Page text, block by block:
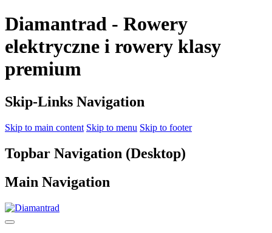
Diamantrad - Rowery
elektryczne i rowery klasy
premium
Skip-Links Navigation
Skip to main content Skip to menu Skip to footer
Topbar Navigation (Desktop)
Main Navigation